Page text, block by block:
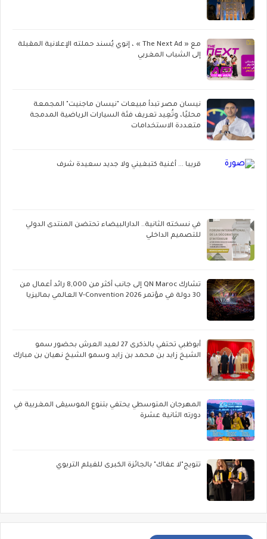
مع « The Next Ad » ، إنوي يُسند حملته الإعلانية المقبلة
إلى الشباب المغربي
نيسان مصر تبدأ مبيعات "نيسان ماجنيت" المجمعة
محليًا، وتُعِيد تعريف فئة السيارات الرياضية المدمجة
متعددة الاستخدامات
قريبا ... أغنية كتبغيني ولا جديد سعيدة شرف
في نسخته الثانية.. الدارالبيضاء تحتضن المنتدى الدولي
للتصميم الداخلي
تشارك QN Maroc إلى جانب أكثر من 8,000 رائد أعمال من
30 دولة في مؤتمر V-Convention 2026 العالمي بماليزيا
أبوظبي تحتفي بالذكرى 27 لعيد العرش بحضور سمو
الشيخ زايد بن محمد بن زايد وسمو الشيخ نهيان بن مبارك
المهرجان المتوسطي يحتفي بتنوع الموسيقى المغربية في
دورته الثانية عشرة
تتويج"لا عفاك" بالجائزة الكبرى للفيلم التربوي